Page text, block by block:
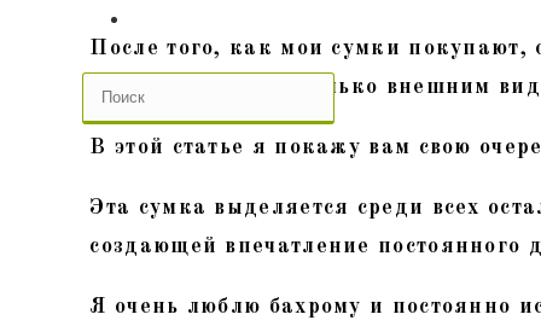
ПОИСК
ПО
ВЕБ-
САЙТУ
После того, как мои сумки
была довольна не только внешним
В этой статье я покажу вам свою
Эта сумка выделяется среди всех
создающей впечатление постоянного
Я очень люблю бахрому и постоянно